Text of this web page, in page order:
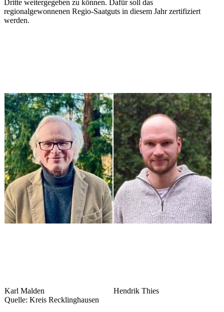
Dritte weitergegeben zu können. Dafür soll das
regionalgewonnenen Regio-Saatguts in diesem Jahr zertifiziert
werden.
Karl Malden
Quelle: Kreis Recklinghausen
Hendrik Thies